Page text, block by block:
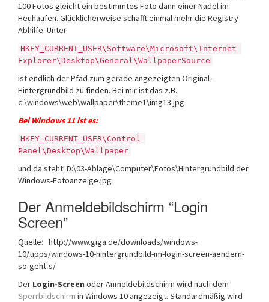
100 Fotos gleicht ein bestimmtes Foto dann einer Nadel im
Heuhaufen. Glücklicherweise schafft einmal mehr die Registry
Abhilfe. Unter
HKEY_CURRENT_USER\Software\Microsoft\Internet
Explorer\Desktop\General\WallpaperSource
ist endlich der Pfad zum gerade angezeigten Original-
Hintergrundbild zu finden. Bei mir ist das z.B.
c:\windows\web\wallpaper\theme1\img13.jpg
BeiWindows 11 ist es:
HKEY_CURRENT_USER\Control
Panel\Desktop\Wallpaper
und da steht: D:\03-Ablage\Computer\Fotos\Hintergrundbild der
Windows-Fotoanzeige.jpg
Der Anmeldebildschirm “Login
Screen”
Quelle: http://www.giga.de/downloads/windows-
10/tipps/windows-10-hintergrundbild-im-login-screen-aendern-
so-geht-s/
Der Login-Screen oder Anmeldebildschirm wird nach dem
Sperrbildschirm in Windows 10 angezeigt. Standardmäßig wird